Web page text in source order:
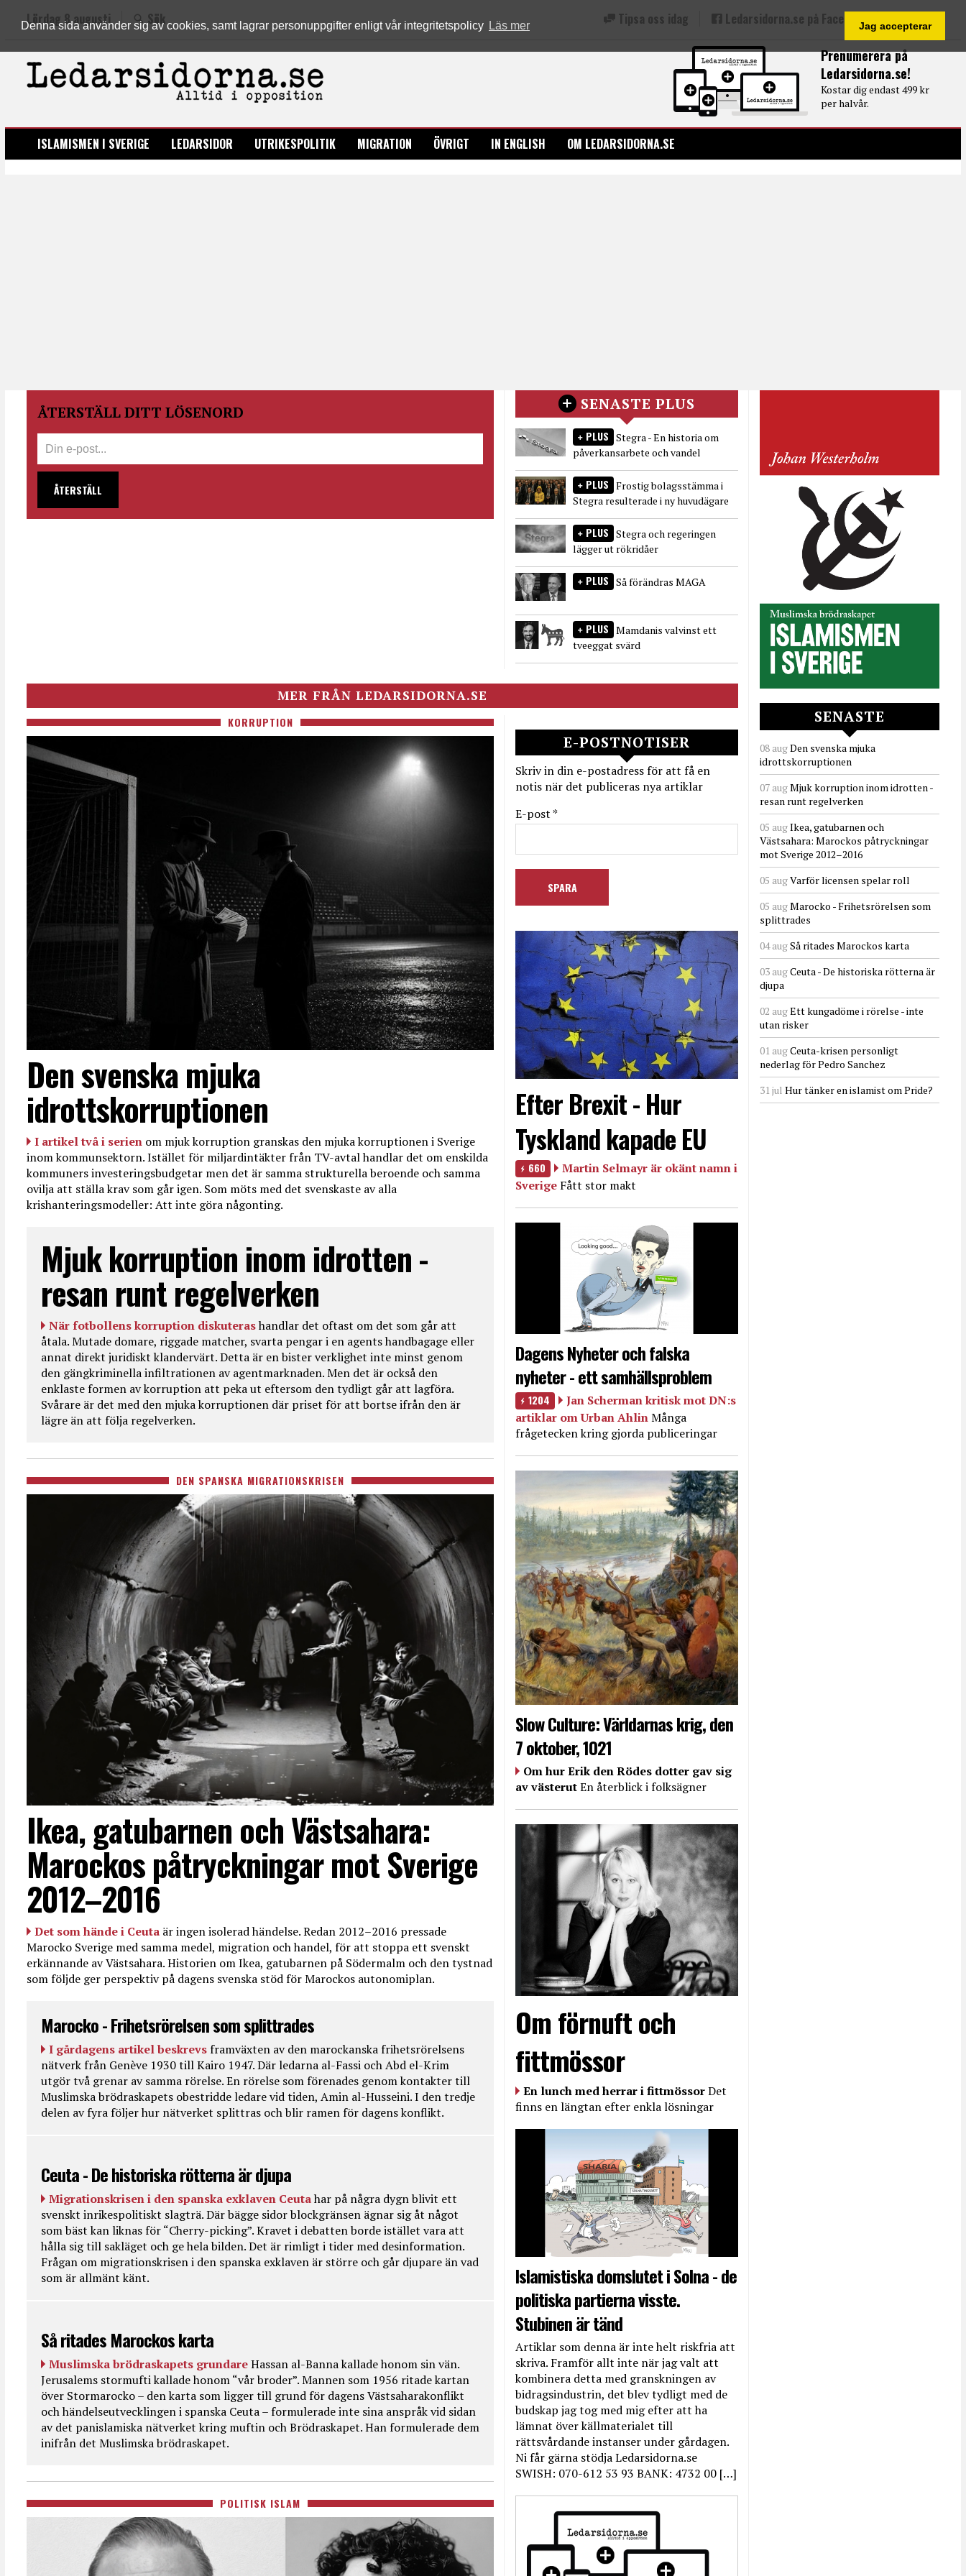
Denna sida använder sig av cookies, samt lagrar personuppgifter enligt vår integritetspolicy Läs mer Jag accepterar
Prenumerera på
Ledarsidorna.se!
Kostar dig endast 499 kr
per halvår.
Lördag 8 augusti Sök Tipsa oss idag Ledarsidorna.se på Facebook
LEDARSIDORNA.SE
ISLAMISMEN I SVERIGE LEDARSIDOR UTRIKESPOLITIK MIGRATION ÖVRIGT IN ENGLISH OM LEDARSIDORNA.SE
ÅTERSTÄLL DITT LÖSENORD
ÅTERSTÄLL
SENASTE PLUS
PLUS Stegra - En historia om
påverkansarbete och vandel
PLUS Frostig bolagsstämma i
Stegra resulterade i ny huvudägare
PLUS Stegra och regeringen
lägger ut rökridåer
PLUS Så förändras MAGA
PLUS Mamdanis valvinst ett
tveeggat svärd
MER FRÅN LEDARSIDORNA.SE
KORRUPTION
Den svenska mjuka
idrottskorruptionen
I artikel två i serien om mjuk korruption granskas den mjuka korruptionen i Sverige
inom kommunsektorn. Istället för miljardintäkter från TV-avtal handlar det om enskilda
kommuners investeringsbudgetar men det är samma strukturella beroende och samma
ovilja att ställa krav som går igen. Som möts med det svenskaste av alla
krishanteringsmodeller: Att inte göra någonting.
Mjuk korruption inom idrotten -
resan runt regelverken
När fotbollens korruption diskuterashandlar det oftast om det som går att
åtala. Mutade domare, riggade matcher, svarta pengar i en agents handbagage eller
annat direkt juridiskt klandervärt. Detta är en bister verklighet inte minst genom
den gängkriminella infiltrationen av agentmarknaden. Men det är också den
enklaste formen av korruption att peka ut eftersom den tydligt går att lagföra.
Svårare är det med den mjuka korruptionen där priset för att bortse ifrån den är
lägre än att följa regelverken.
DEN SPANSKA MIGRATIONSKRISEN
Ikea, gatubarnen och Västsahara:
Marockos påtryckningar mot Sverige
2012–2016
Det som hände i Ceuta är ingen isolerad händelse. Redan 2012–2016 pressade
Marocko Sverige med samma medel, migration och handel, för att stoppa ett svenskt
erkännande av Västsahara. Historien om Ikea, gatubarnen på Södermalm och den tystnad
som följde ger perspektiv på dagens svenska stöd för Marockos autonomiplan.
Marocko - Frihetsrörelsen som splittrades
I gårdagens artikel beskrevs framväxten av den marockanska frihetsrörelsens
nätverk från Genève 1930 till Kairo 1947. Där ledarna al-Fassi och Abd el-Krim
utgör två grenar av samma rörelse. En rörelse som förenades genom kontakter till
Muslimska brödraskapets obestridde ledare vid tiden, Amin al-Husseini. I den tredje
delen av fyra följer hur nätverket splittras och blir ramen för dagens konflikt.
Ceuta - De historiska rötterna är djupa
Migrationskrisen i den spanska exklaven Ceutahar på några dygn blivit ett
svenskt inrikespolitiskt slagträ. Där bägge sidor blockgränsen ägnar sig åt något
som bäst kan liknas för “Cherry-picking”. Kravet i debatten borde istället vara att
hålla sig till sakläget och ge hela bilden. Det är rimligt i tider med desinformation.
Frågan om migrationskrisen i den spanska exklaven är större och går djupare än vad
som är allmänt känt.
Så ritades Marockos karta
Muslimska brödraskapets grundareHassan al-Banna kallade honom sin vän.
Jerusalems stormufti kallade honom “vår broder”. Mannen som 1956 ritade kartan
över Stormarocko – den karta som ligger till grund för dagens Västsaharakonflikt
och händelseutvecklingen i spanska Ceuta – formulerade inte sina anspråk vid sidan
av det panislamiska nätverket kring muftin och Brödraskapet. Han formulerade dem
inifrån det Muslimska brödraskapet.
POLITISK ISLAM
E-POSTNOTISER
Skriv in din e-postadress för att få en
notis när det publiceras nya artiklar
E-post *
Efter Brexit - Hur
Tyskland kapade EU
660
Martin Selmayr är okänt namn i
Sverige Fått stor makt
Dagens Nyheter och falska
nyheter - ett samhällsproblem
1204
Jan Scherman kritisk mot DN:s
artiklar om Urban AhlinMånga
frågetecken kring gjorda publiceringar
Slow Culture: Världarnas krig, den
7 oktober, 1021
Om hur Erik den Rödes dotter gav sig
av västerutEn återblick i folksägner
Om förnuft och
fittmössor
En lunch med herrar i fittmössorDet
finns en längtan efter enkla lösningar
Islamistiska domslutet i Solna - de
politiska partierna visste.
Stubinen är tänd
Artiklar som denna är inte helt riskfria att
skriva. Framför allt inte när jag valt att
kombinera detta med granskningen av
bidragsindustrin, det blev tydligt med de
budskap jag tog med mig efter att ha
lämnat över källmaterialet till
rättsvårdande instanser under gårdagen.
Ni får gärna stödja Ledarsidorna.se
SWISH: 070-612 53 93 BANK: 4732 00 […]
SENASTE
08 augDen svenska mjuka
idrottskorruptionen
07 augMjuk korruption inom idrotten -
resan runt regelverken
05 augIkea, gatubarnen och
Västsahara: Marockos påtryckningar
mot Sverige 2012–2016
05 augVarför licensen spelar roll
05 augMarocko - Frihetsrörelsen som
splittrades
04 augSå ritades Marockos karta
03 augCeuta - De historiska rötterna är
djupa
02 augEtt kungadöme i rörelse - inte
utan risker
01 augCeuta-krisen personligt
nederlag för Pedro Sanchez
31 jul Hur tänker en islamist om Pride?